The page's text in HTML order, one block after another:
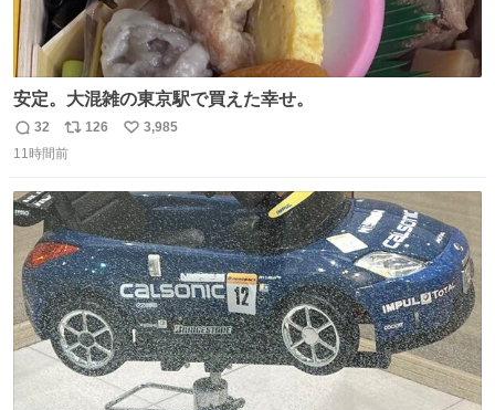
安定。大混雑の東京駅で買えた幸せ。
返
信
32
リ
ポ
ト
数
126
い
数
3,985
11時間前